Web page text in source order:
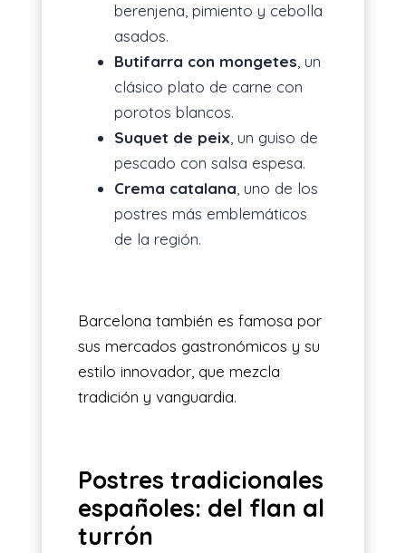
berenjena, pimiento y cebolla
asados.
Butifarra con mongetes, un
clásico plato de carne con
porotos blancos.
Suquet de peix, un guiso de
pescado con salsa espesa.
Crema catalana, uno de los
postres más emblemáticos
de la región.
Barcelona también es famosa por
sus mercados gastronómicos y su
estilo innovador, que mezcla
tradición y vanguardia.
Postres tradicionales
españoles: del flan al
turrón